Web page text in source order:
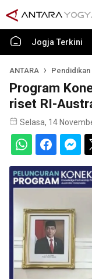
Jogja Terkini
ANTARA Pendidikan
Program
riset RI-
Selasa, 14